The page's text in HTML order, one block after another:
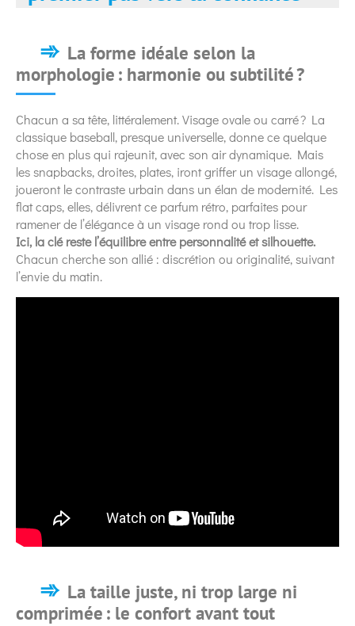
La forme idéale selon la
morphologie : harmonie ou subtilité ?
Chacun a sa tête, littéralement. Visage ovale ou carré ? La
classique baseball, presque universelle, donne ce quelque
chose en plus qui rajeunit, avec son air dynamique. Mais
les snapbacks, droites, plates, iront griffer un visage allongé,
joueront le contraste urbain dans un élan de modernité. Les
flat caps, elles, délivrent ce parfum rétro, parfaites pour
ramener de l’élégance à un visage rond ou trop lisse.
Ici, la clé reste l’équilibre entre personnalité et silhouette.
Chacun cherche son allié : discrétion ou originalité, suivant
l’envie du matin.
La taille juste, ni trop large ni
comprimée : le confort avant tout